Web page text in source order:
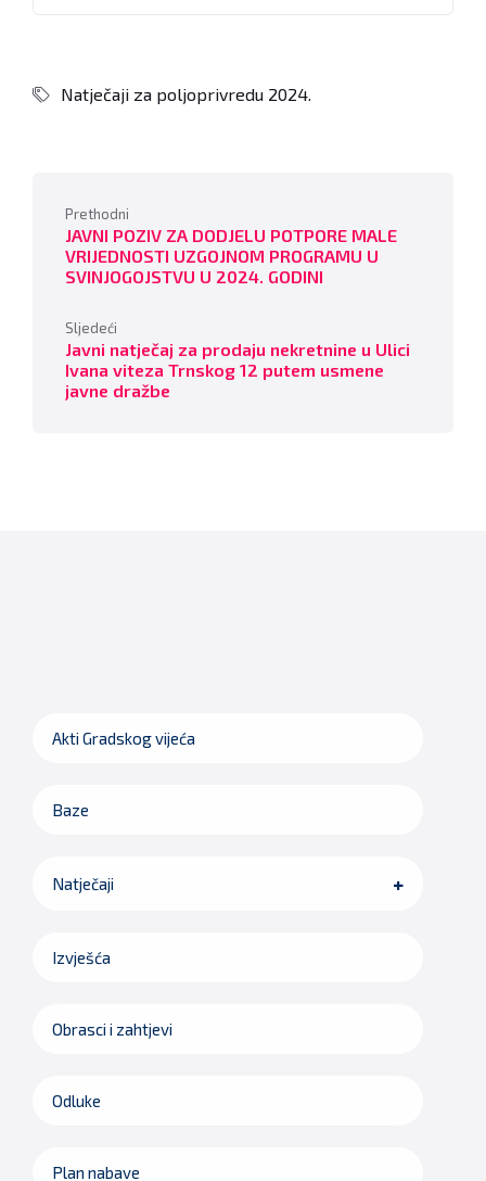
Natječaji za poljoprivredu 2024.
Prethodni
JAVNI POZIV ZA DODJELU POTPORE MALE
VRIJEDNOSTI UZGOJNOM PROGRAMU U
SVINJOGOJSTVU U 2024. GODINI
Sljedeći
Javni natječaj za prodaju nekretnine u Ulici
Ivana viteza Trnskog 12 putem usmene
javne dražbe
Akti Gradskog vijeća
Baze
Natječaji
Izvješća
Obrasci i zahtjevi
Odluke
Plan nabave